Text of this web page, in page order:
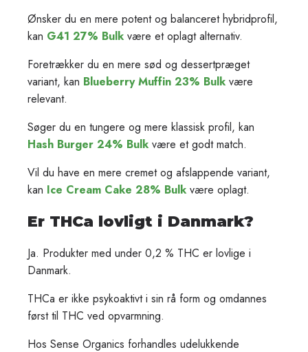
Ønsker du en mere potent og balanceret hybridprofil,
kan G41 27% Bulk være et oplagt alternativ.
Foretrækker du en mere sød og dessertpræget
variant, kan Blueberry Muffin 23% Bulk være
relevant.
Søger du en tungere og mere klassisk profil, kan
Hash Burger 24% Bulk være et godt match.
Vil du have en mere cremet og afslappende variant,
kan Ice Cream Cake 28% Bulk være oplagt.
Er THCa lovligt i Danmark?
Ja. Produkter med under 0,2 % THC er lovlige i
Danmark.
THCa er ikke psykoaktivt i sin rå form og omdannes
først til THC ved opvarmning.
Hos Sense Organics forhandles udelukkende